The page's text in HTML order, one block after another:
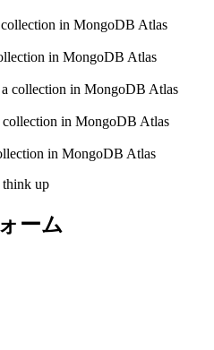
in MongoDB Atlas
in MongoDB Atlas
collection in MongoDB Atlas
in MongoDB Atlas
in MongoDB Atlas
think up
ーム